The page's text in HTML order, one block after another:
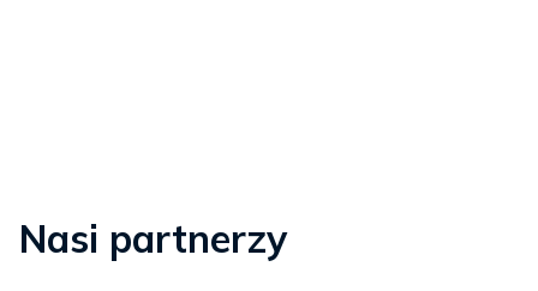
Nasi partnerzy